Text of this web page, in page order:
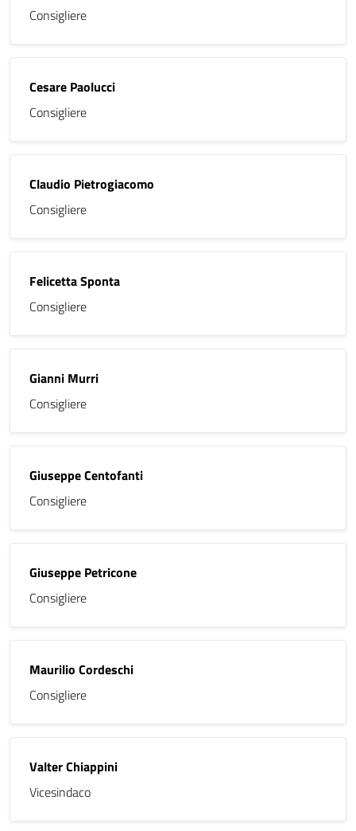
Consigliere
Cesare Paolucci
Consigliere
Claudio Pietrogiacomo
Consigliere
Felicetta Sponta
Consigliere
Gianni Murri
Consigliere
Giuseppe Centofanti
Consigliere
Giuseppe Petricone
Consigliere
Maurilio Cordeschi
Consigliere
Valter Chiappini
Vicesindaco